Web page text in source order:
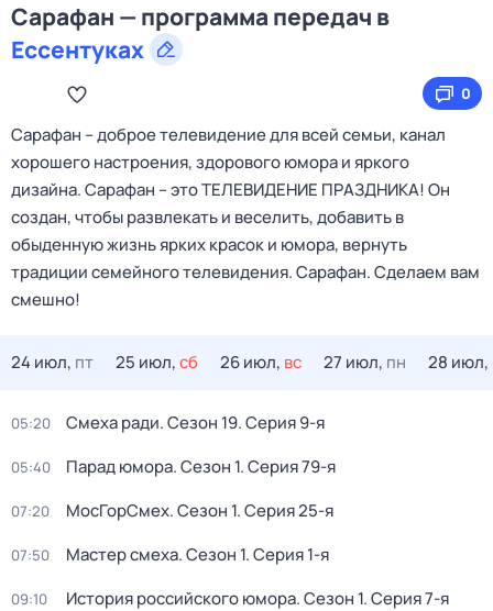
Сарафан — программа передач в
Ессентуках
0
Сарафан – доброе телевидение для всей семьи, канал
хорошего настроения, здорового юмора и яркого
дизайна. Сарафан – это ТЕЛЕВИДЕНИЕ ПРАЗДНИКА! Он
создан, чтобы развлекать и веселить, добавить в
обыденную жизнь ярких красок и юмора, вернуть
традиции семейного телевидения. Сарафан. Сделаем вам
смешно!
24 июл, пт 25 июл,сб 26 июл, вс 27 июл, пн 28 июл,
05:20 Смеха ради. Сезон 19. Серия 9-я
05:40 Парад юмора. Сезон 1. Серия 79-я
07:20 МосГорСмех. Сезон 1. Серия 25-я
07:50 Мастер смеха. Сезон 1. Серия 1-я
09:10 История российского юмора. Сезон 1. Серия 7-я